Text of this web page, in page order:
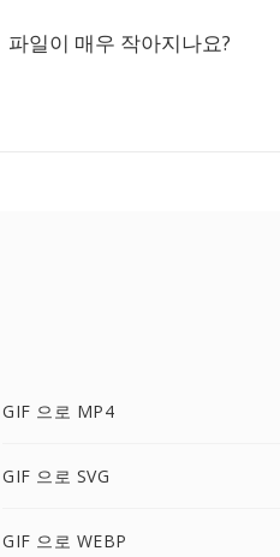
파일이 매우 작아지나요?
GIF 으로 MP4
GIF 으로 SVG
GIF 으로 WEBP